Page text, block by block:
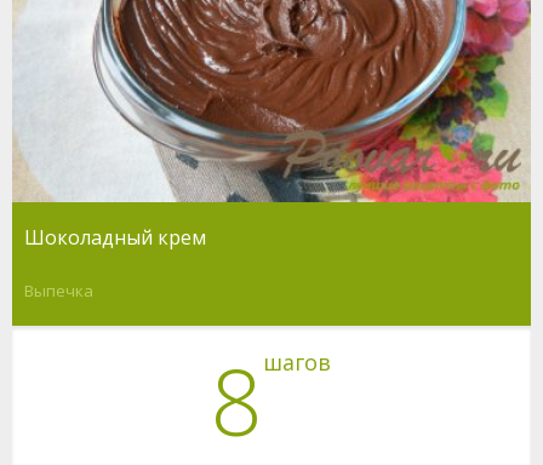
Шоколадный крем
Выпечка
8 шагов